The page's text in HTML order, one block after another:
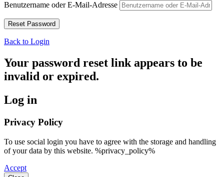
Benutzername oder E-Mail-Adresse
Back to Login
Your password reset link appears to be
invalid or expired.
Log in
Privacy Policy
To use social login you have to agree with the storage and handling
of your data by this website. %privacy_policy%
Accept